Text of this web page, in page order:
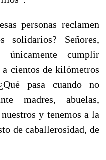
personas reclamen
solidarios? Señores,
cumplir
a cientos de kilómetros
pasa cuando no
madres, abuelas,
y tenemos a la
de caballerosidad, de